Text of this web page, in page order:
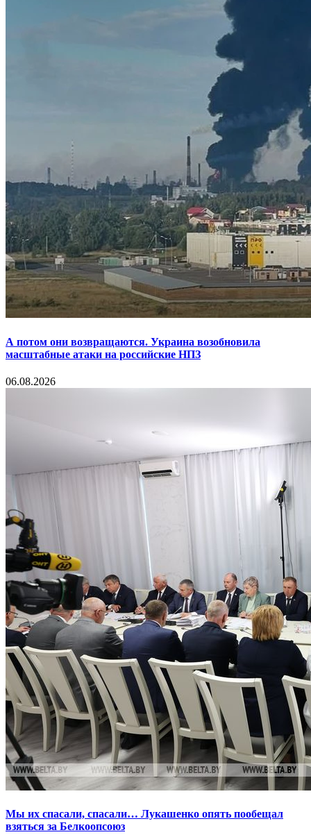
А потом они возвращаются. Украина возобновила
масштабные атаки на российские НПЗ
06.08.2026
Мы их спасали, спасали… Лукашенко опять пообещал
взяться за Белкоопсоюз